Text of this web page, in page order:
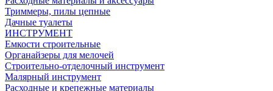
Триммеры, пилы цепные
Дачные туалеты
ИНСТРУМЕНТ
Емкости строительные
Органайзеры для мелочей
Строительно-отделочный инструмент
Малярный инструмент
Расходные и крепежные материалы